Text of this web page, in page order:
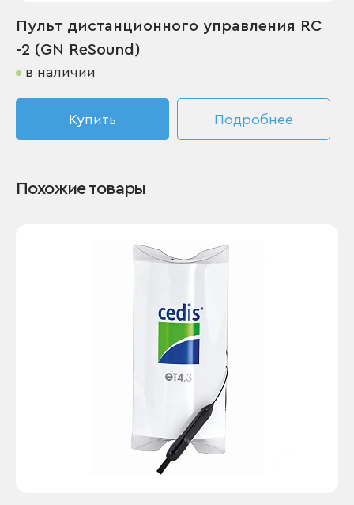
Пульт дистанционного управления RC
-2 (GN ReSound)
в наличии
Купить Подробнее
Похожие товары